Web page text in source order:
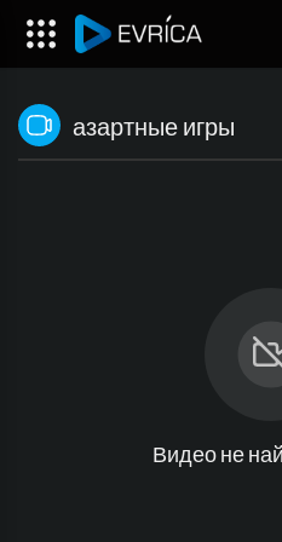
азартные игры
Видео не